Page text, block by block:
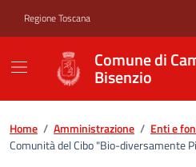
Regione Toscana
Comune di
Bisenzio
Home / Amministrazione / Enti e
Comunità del Cibo "Bio-diversamente